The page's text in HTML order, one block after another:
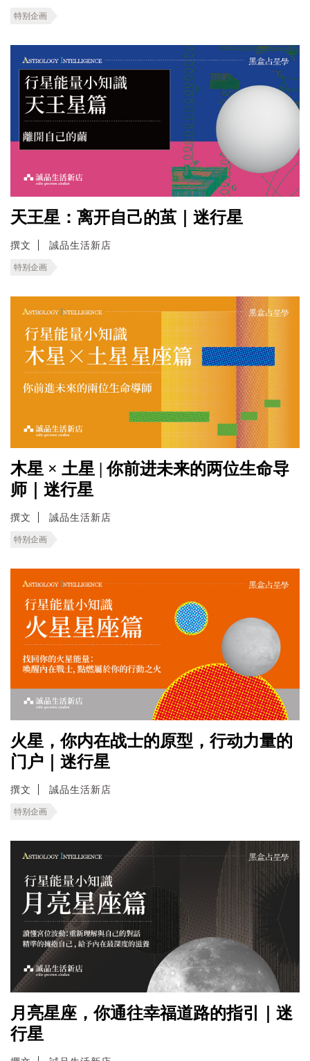
特别企画
天王星：离开自己的茧｜迷行星
撰文 誠品生活新店
特别企画
木星 × 土星 | 你前进未来的两位生命导
师｜迷行星
撰文 誠品生活新店
特别企画
火星，你内在战士的原型，行动力量的
门户｜迷行星
撰文 誠品生活新店
特别企画
月亮星座，你通往幸福道路的指引｜迷
行星